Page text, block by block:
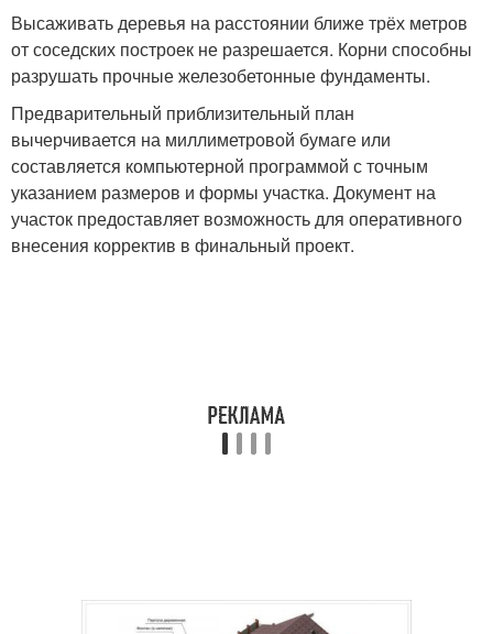
Высаживать деревья на расстоянии ближе трёх метров
от соседских построек не разрешается. Корни способны
разрушать прочные железобетонные фундаменты.
Предварительный приблизительный план
вычерчивается на миллиметровой бумаге или
составляется компьютерной программой с точным
указанием размеров и формы участка. Документ на
участок предоставляет возможность для оперативного
внесения корректив в финальный проект.